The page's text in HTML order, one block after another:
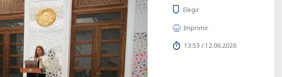
Elegir
Imprimir
13:53 / 12.06.2026